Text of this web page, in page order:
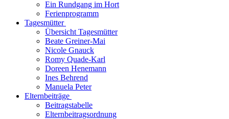
Ein Rundgang im Hort
Ferienprogramm
Tagesmütter
Übersicht Tagesmütter
Beate Greiner-Mai
Nicole Gnauck
Romy Quade-Karl
Doreen Henemann
Ines Behrend
Manuela Peter
Elternbeiträge
Beitragstabelle
Elternbeitragsordnung